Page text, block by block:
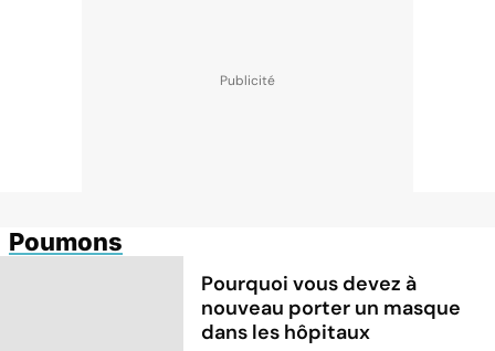
Poumons
Pourquoi vous devez à
nouveau porter un masque
dans les hôpitaux